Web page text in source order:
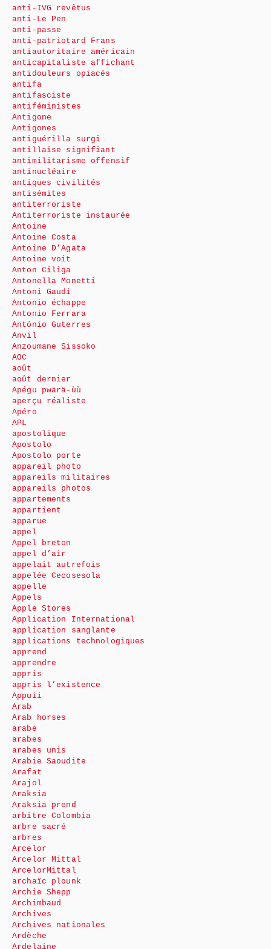
anti-IVG revêtus
anti-Le Pen
anti-passe
anti-patriotard Frans
antiautoritaire américain
anticapitaliste affichant
antidouleurs opiacés
antifa
antifasciste
antiféministes
Antigone
Antigones
antiguérilla surgi
antillaise signifiant
antimilitarisme offensif
antinucléaire
antiques civilités
antisémites
antiterroriste
Antiterroriste instaurée
Antoine
Antoine Costa
Antoine D’Agata
Antoine voit
Anton Ciliga
Antonella Monetti
Antoni Gaudi
Antonio échappe
Antonio Ferrara
António Guterres
Anvil
Anzoumane Sissoko
AOC
août
août dernier
Apégu pwärä-ùù
aperçu réaliste
Apéro
APL
apostolique
Apostolo
Apostolo porte
appareil photo
appareils militaires
appareils photos
appartements
appartient
apparue
appel
Appel breton
appel d’air
appelait autrefois
appelée Cecosesola
appelle
Appels
Apple Stores
Application International
application sanglante
applications technologiques
apprend
apprendre
appris
appris l’existence
Appuii
Arab
Arab horses
arabe
arabes
arabes unis
Arabie Saoudite
Arafat
Arajol
Araksia
Araksia prend
arbitre Colombia
arbre sacré
arbres
Arcelor
Arcelor Mittal
ArcelorMittal
archaïc plounk
Archie Shepp
Archimbaud
Archives
Archives nationales
Ardèche
Ardelaine